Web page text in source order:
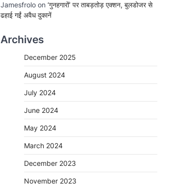
Jamesfrolo on ‘गुनहगारों’ पर ताबड़तोड़ एक्शन, बुलडोजर से
ढहाई गईं अवैध दुकानें
Archives
December 2025
August 2024
July 2024
June 2024
May 2024
March 2024
December 2023
November 2023